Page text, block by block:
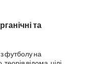
та
футболу на